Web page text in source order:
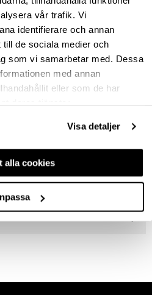
vår trafik. Vi
identifierare och annan
till de sociala medier och
som vi samarbetar med. Dessa
med annan
eller som de har
Visa detaljer
alla cookies
VARIANT